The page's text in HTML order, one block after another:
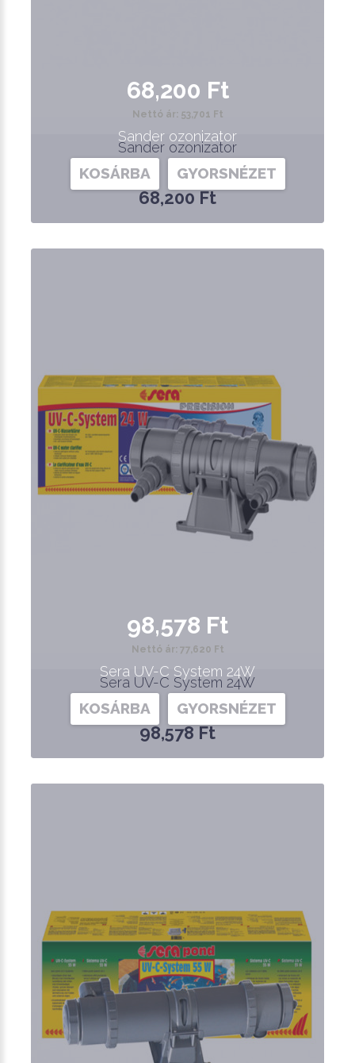
Sander ozonizator
68,200 Ft
68,200 Ft
Nettó ár: 53,701 Ft
Sander ozonizator
KOSÁRBA GYORSNÉZET
Sera UV-C System 24W
98,578 Ft
98,578 Ft
Nettó ár: 77,620 Ft
Sera UV-C System 24W
KOSÁRBA GYORSNÉZET